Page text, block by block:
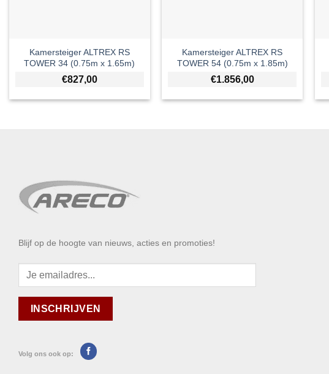
Kamersteiger ALTREX RS
TOWER 34 (0.75m x 1.65m)
€827,00
Kamersteiger ALTREX RS
TOWER 54 (0.75m x 1.85m)
€1.856,00
Blijf op de hoogte van nieuws, acties en promoties!
Volg ons ook op: